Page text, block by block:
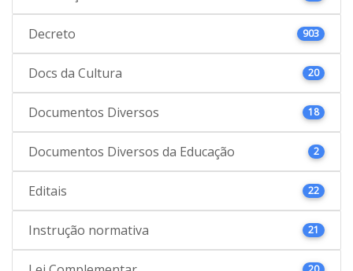
Decreto 903
Docs da Cultura 20
Documentos Diversos 18
Documentos Diversos da Educação 2
Editais 22
Instrução normativa 21